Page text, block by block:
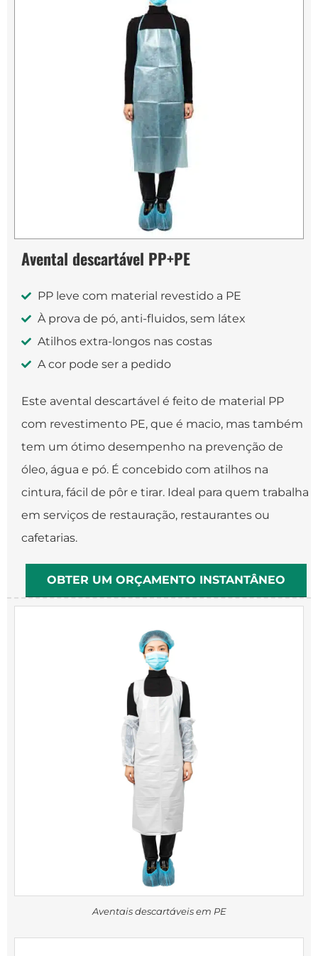
Avental descartável PP+PE
PP leve com material revestido a PE
À prova de pó, anti-fluidos, sem látex
Atilhos extra-longos nas costas
A cor pode ser a pedido
Este avental descartável é feito de material PP
com revestimento PE, que é macio, mas também
tem um ótimo desempenho na prevenção de
óleo, água e pó. É concebido com atilhos na
cintura, fácil de pôr e tirar. Ideal para quem trabalha
em serviços de restauração, restaurantes ou
cafetarias.
OBTER UM ORÇAMENTO INSTANTÂNEO
Aventais descartáveis em PE